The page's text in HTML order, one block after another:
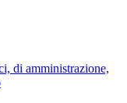
di amministrazione,